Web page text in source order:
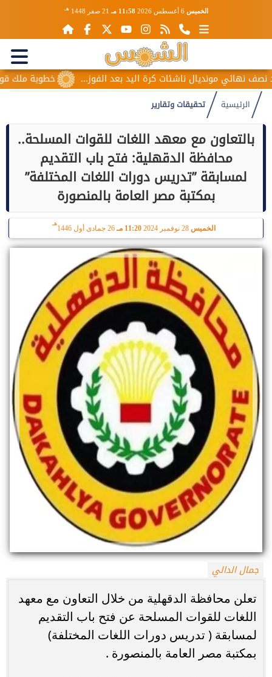
الخميس 6 أغسطس 2026 11:58 مـ 21 صفر 1448 هـ
خطوبة ملك قورة مونديال ناشئات كرة اليد بعد الفوز...
الرئيسية تحقيقات وتقارير
بالتعاون مع معهد اللغات للقوات المسلحة..
محافظة الدقهلية: فتح باب التقديم
لمسابقة ”تدريس دورات اللغات المختلفة”
بمكتبة مصر العامة بالمنصورة
الخميس 28 نوفمبر 2024 11:20 مـ 26 جمادى أول 1446
هـ
جمال الدالي
تعلن محافظة الدقهلية من خلال التعاون مع معهد
اللغات للقوات المسلحة عن فتح باب التقديم
لمسابقة ( تدريس دورات اللغات المختلفة)
بمكتبة مصر العامة بالمنصورة .